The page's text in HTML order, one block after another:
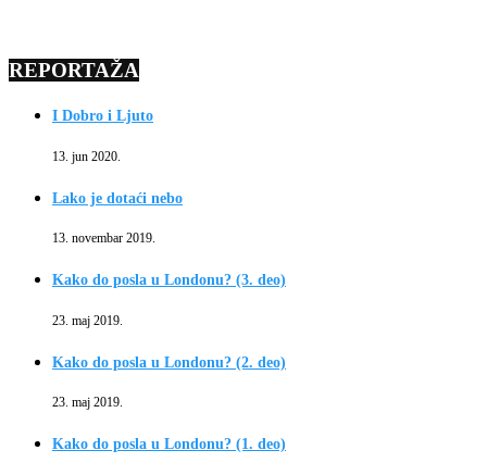
REPORTAŽA
I Dobro i Ljuto
13. jun 2020.
Lako je dotaći nebo
13. novembar 2019.
Kako do posla u Londonu? (3. deo)
23. maj 2019.
Kako do posla u Londonu? (2. deo)
23. maj 2019.
Kako do posla u Londonu? (1. deo)